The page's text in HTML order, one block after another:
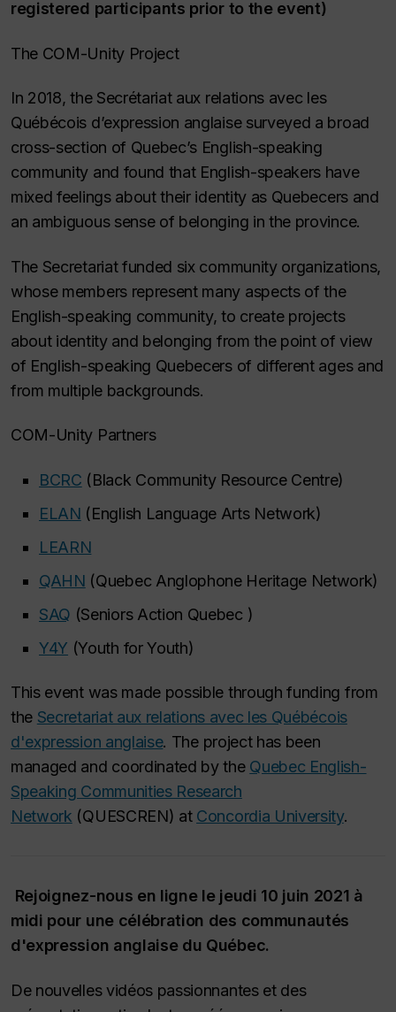
registered participants prior to the event)
The COM-Unity Project
In 2018, the Secrétariat aux relations avec les
Québécois d’expression anglaise surveyed a broad
cross-section of Quebec’s English-speaking
community and found that English-speakers have
mixed feelings about their identity as Quebecers and
an ambiguous sense of belonging in the province.
The Secretariat funded six community organizations,
whose members represent many aspects of the
English-speaking community, to create projects
about identity and belonging from the point of view
of English-speaking Quebecers of different ages and
from multiple backgrounds.
COM-Unity Partners
BCRC (Black Community Resource Centre)
ELAN (English Language Arts Network)
LEARN
QAHN (Quebec Anglophone Heritage Network)
SAQ (Seniors Action Quebec )
Y4Y (Youth for Youth)
This event was made possible through funding from
the Secretariat aux relations avec les Québécois
d'expression anglaise. The project has been
managed and coordinated by the Quebec English-
Speaking Communities Research
Network (QUESCREN) at Concordia University.
Rejoignez-nous en ligne le jeudi 10 juin 2021 à
midi pour une célébration des communautés
d'expression anglaise du Québec.
De nouvelles vidéos passionnantes et des